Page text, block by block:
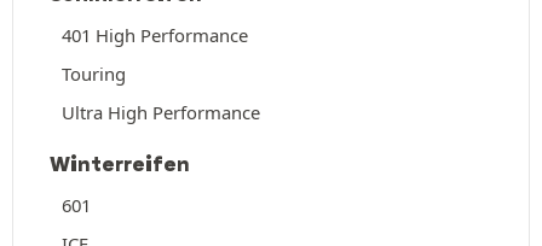
401 High Performance
Touring
Ultra High Performance
Winterreifen
601